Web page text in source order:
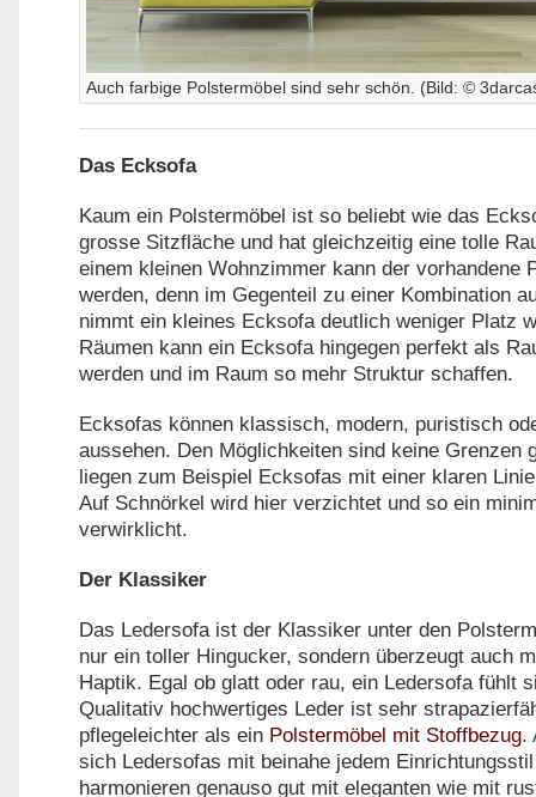
Auch farbige Polstermöbel sind sehr schön. (Bild: ©
Das Ecksofa
Kaum ein Polstermöbel ist so beliebt wie das
grosse Sitzfläche und hat gleichzeitig eine tolle
einem kleinen Wohnzimmer kann der vorhandene
werden, denn im Gegenteil zu einer Kombination
nimmt ein kleines Ecksofa deutlich weniger Platz
Räumen kann ein Ecksofa hingegen perfekt als
werden und im Raum so mehr Struktur schaffen.
Ecksofas können klassisch, modern, puristisch
aussehen. Den Möglichkeiten sind keine Grenzen
liegen zum Beispiel Ecksofas mit einer klaren
Auf Schnörkel wird hier verzichtet und so ein
verwirklicht.
Der Klassiker
Das Ledersofa ist der Klassiker unter den
nur ein toller Hingucker, sondern überzeugt auch
Haptik. Egal ob glatt oder rau, ein Ledersofa fühlt
Qualitativ hochwertiges Leder ist sehr
pflegeleichter als ein Polstermöbel mit Stoffbezug.
sich Ledersofas mit beinahe jedem
harmonieren genauso gut mit eleganten wie mit